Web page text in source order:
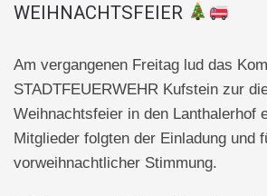
WEIHNACHTSFEIER
Am vergangenen Freitag lud das
STADTFEUERWEHR Kufstein zur
Weihnachtsfeier in den Lanthalerhof
Mitglieder folgten der Einladung und
vorweihnachtlicher Stimmung.